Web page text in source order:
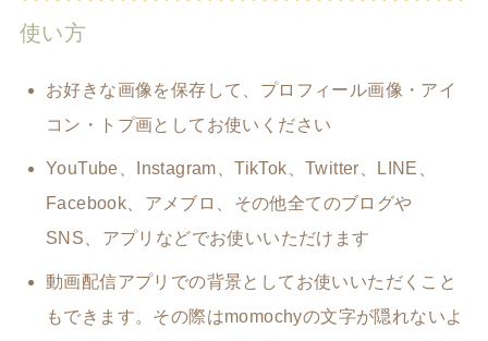
使い方
お好きな画像を保存して、プロフィール画像・アイ
コン・トプ画としてお使いください
YouTube、Instagram、TikTok、Twitter、LINE、
Facebook、アメブロ、その他全てのブログや
SNS、アプリなどでお使いいただけます
動画配信アプリでの背景としてお使いいただくこと
もできます。その際はmomochyの文字が隠れないよ